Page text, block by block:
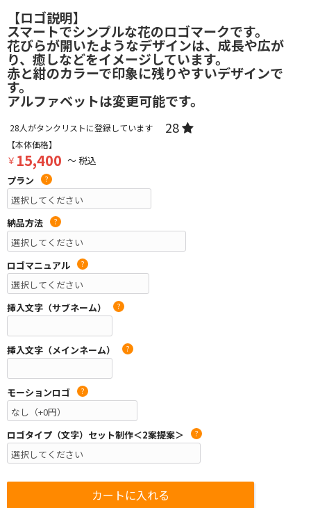
【ロゴ説明】
スマートでシンプルな花のロゴマークです。
花びらが開いたようなデザインは、成長や広が
り、癒しなどをイメージしています。
赤と紺のカラーで印象に残りやすいデザインで
す。
アルファベットは変更可能です。
28人がタンクリストに登録しています 28
【本体価格】
￥ 15,400 ～ 税込
プラン
?
納品方法 ?
ロゴマニュアル ?
挿入文字（サブネーム） ?
挿入文字（メインネーム） ?
モーションロゴ ?
ロゴタイプ（文字）セット制作＜2案提案＞ ?